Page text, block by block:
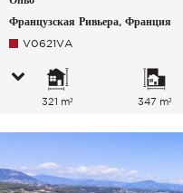
Французская Ривьера, Франция
V0621VA
321 m² 347 m²